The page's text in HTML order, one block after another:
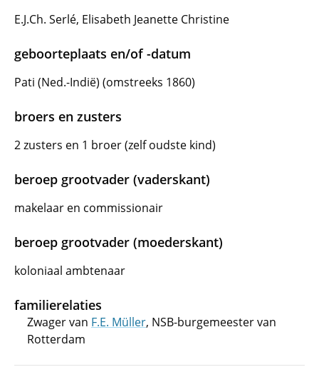
E.J.Ch. Serlé, Elisabeth Jeanette Christine
geboorteplaats en/of -datum
Pati (Ned.-Indië) (omstreeks 1860)
broers en zusters
2 zusters en 1 broer (zelf oudste kind)
beroep grootvader (vaderskant)
makelaar en commissionair
beroep grootvader (moederskant)
koloniaal ambtenaar
familierelaties
Zwager van F.E. Müller, NSB-burgemeester van
Rotterdam